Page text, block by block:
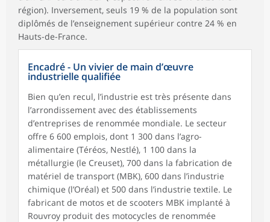
région). Inversement, seuls 19 % de la population sont
diplômés de l’enseignement supérieur contre 24 % en
Hauts-de-France.
Encadré - Un vivier de main d’œuvre
industrielle qualifiée
Bien qu’en recul, l’industrie est très présente dans
l’arrondissement avec des établissements
d’entreprises de renommée mondiale. Le secteur
offre 6 600 emplois, dont 1 300 dans l’agro-
alimentaire (Téréos, Nestlé), 1 100 dans la
métallurgie (le Creuset), 700 dans la fabrication de
matériel de transport (MBK), 600 dans l’industrie
chimique (l’Oréal) et 500 dans l’industrie textile. Le
fabricant de motos et de scooters MBK implanté à
Rouvroy produit des motocycles de renommée